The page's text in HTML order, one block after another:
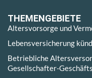
THEMENGEBIETE
Altersvorsorge und
Lebensversicherung
Betriebliche
Gesellschafter-